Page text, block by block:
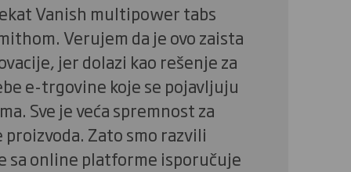
Vanish multipower tabs
Verujem da je ovo zaista
jer dolazi kao rešenje za
e-trgovine koje se pojavljuju
Sve je veća spremnost za
Zato smo razvili
sa online platforme isporučuje